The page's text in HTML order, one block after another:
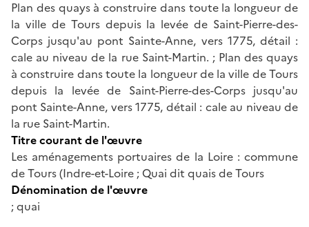
Plan des quays à construire dans toute la longueur de
la ville de Tours depuis la levée de Saint-Pierre-des-
Corps jusqu'au pont Sainte-Anne, vers 1775, détail :
cale au niveau de la rue Saint-Martin. ; Plan des quays
à construire dans toute la longueur de la ville de Tours
depuis la levée de Saint-Pierre-des-Corps jusqu'au
pont Sainte-Anne, vers 1775, détail : cale au niveau de
la rue Saint-Martin.
Titre courant de l'œuvre
Les aménagements portuaires de la Loire : commune
de Tours (Indre-et-Loire ; Quai dit quais de Tours
Dénomination de l'œuvre
; quai